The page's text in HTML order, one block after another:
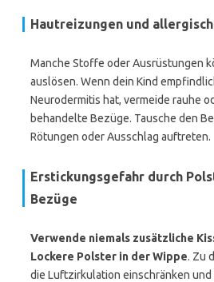
Hautreizungen und
Manche Stoffe oder Ausrüstungen
auslösen. Wenn dein Kind
Neurodermitis hat, vermeide rauhe
behandelte Bezüge. Tausche den
Rötungen oder Ausschlag auftreten.
Erstickungsgefahr durch
Bezüge
Verwende niemals zusätzliche
Lockere Polster in der Wippe. Zu
die Luftzirkulation einschränken und